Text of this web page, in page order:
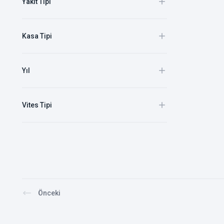
Kasa Tipi
Yıl
Vites Tipi
Önceki